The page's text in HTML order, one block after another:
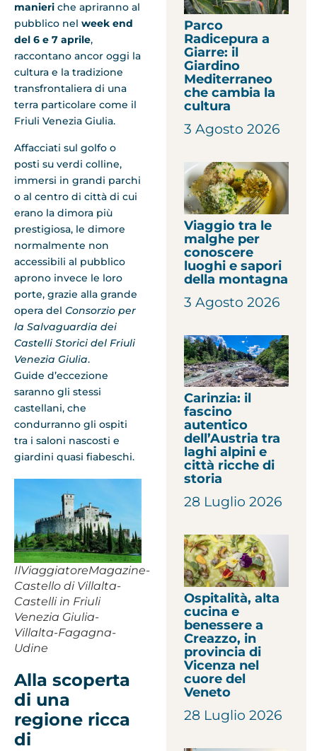
manieri che apriranno al
pubblico nel week end
del 6 e 7 aprile,
raccontano ancor oggi la
cultura e la tradizione
transfrontaliera di una
terra particolare come il
Friuli Venezia Giulia.
Affacciati sul golfo o
posti su verdi colline,
immersi in grandi parchi
o al centro di città di cui
erano la dimora più
prestigiosa, le dimore
normalmente non
accessibili al pubblico
aprono invece le loro
porte, grazie alla grande
opera del Consorzio per
la Salvaguardia dei
Castelli Storici del Friuli
Venezia Giulia.
Guide d’eccezione
saranno gli stessi
castellani, che
condurranno gli ospiti
tra i saloni nascosti e
giardini quasi fiabeschi.
IlViaggiatoreMagazine-
Castello di Villalta-
Castelli in Friuli
Venezia Giulia-
Villalta-Fagagna-
Udine
Alla scoperta
di una
regione ricca
di
Parco
Radicepura a
Giarre: il
Giardino
Mediterraneo
che cambia la
cultura
3 Agosto 2026
Viaggio tra le
malghe per
conoscere
luoghi e sapori
della montagna
3 Agosto 2026
Carinzia: il
fascino
autentico
dell’Austria tra
laghi alpini e
città ricche di
storia
28 Luglio 2026
Ospitalità, alta
cucina e
benessere a
Creazzo, in
provincia di
Vicenza nel
cuore del
Veneto
28 Luglio 2026